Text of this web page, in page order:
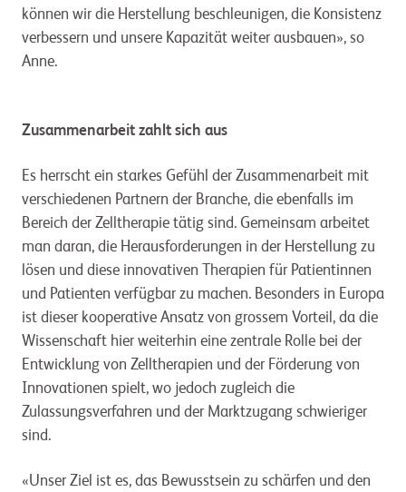
können wir die Herstellung beschleunigen, die Konsistenz
verbessern und unsere Kapazität weiter ausbauen», so
Anne.
Zusammenarbeit zahlt sich aus
Es herrscht ein starkes Gefühl der Zusammenarbeit mit
verschiedenen Partnern der Branche, die ebenfalls im
Bereich der Zelltherapie tätig sind. Gemeinsam arbeitet
man daran, die Herausforderungen in der Herstellung zu
lösen und diese innovativen Therapien für Patientinnen
und Patienten verfügbar zu machen. Besonders in Europa
ist dieser kooperative Ansatz von grossem Vorteil, da die
Wissenschaft hier weiterhin eine zentrale Rolle bei der
Entwicklung von Zelltherapien und der Förderung von
Innovationen spielt, wo jedoch zugleich die
Zulassungsverfahren und der Marktzugang schwieriger
sind.
«Unser Ziel ist es, das Bewusstsein zu schärfen und den